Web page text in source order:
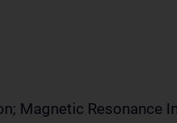
Magnetic Resonance